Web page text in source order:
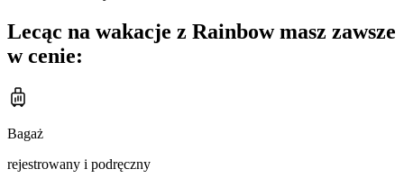
Lecąc na wakacje z Rainbow masz zawsze
w cenie:
Bagaż
rejestrowany i podręczny